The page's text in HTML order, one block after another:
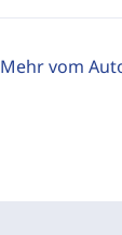
Mehr vom